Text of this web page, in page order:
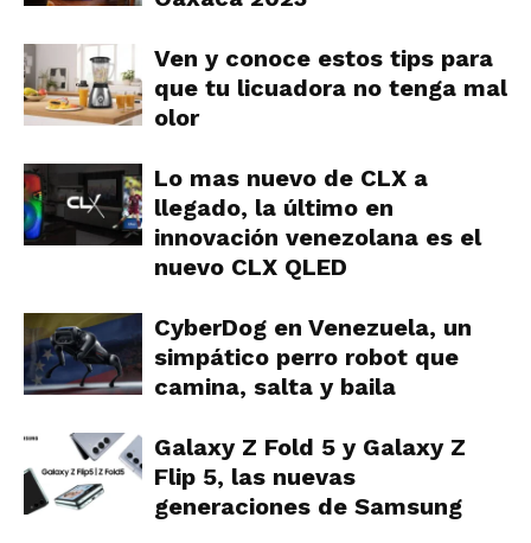
Ven y conoce estos tips para
que tu licuadora no tenga mal
olor
Lo mas nuevo de CLX a
llegado, la último en
innovación venezolana es el
nuevo CLX QLED
CyberDog en Venezuela, un
simpático perro robot que
camina, salta y baila
Galaxy Z Fold 5 y Galaxy Z
Flip 5, las nuevas
generaciones de Samsung